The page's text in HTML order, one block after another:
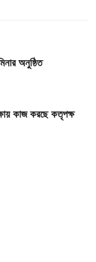
অনুষ্ঠিত
কাজ করছে কতৃপক্ষ